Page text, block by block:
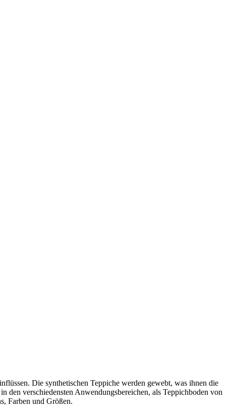
Die synthetischen Teppiche werden gewebt, was ihnen die
den verschiedensten Anwendungsbereichen, als Teppichboden von
Farben und Größen.